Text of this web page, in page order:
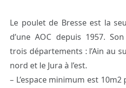
Le poulet de Bresse est la
d’une AOC depuis 1957.
trois départements : l’Ain au
nord et le Jura à l’est.
– L’espace minimum est